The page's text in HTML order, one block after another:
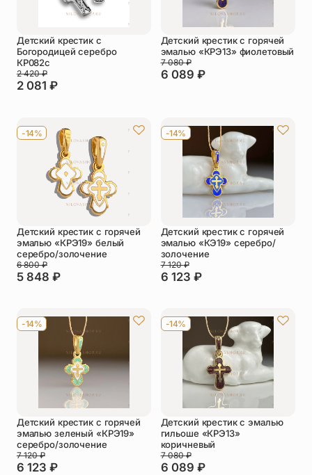
Детский крестик с
Богородицей серебро
КР082с
2 081 ₽
2 420₽
Детский крестик с горячей
эмалью «КРЭ13» фиолетовый
6 089 ₽
7 080₽
-14%
Детский крестик с горячей
эмалью «КРЭ19» белый
серебро/золочение
5 848 ₽
6 800₽
-14%
Детский крестик с горячей
эмалью «КЭ19» серебро/
золочение
6 123 ₽
7 120₽
-14%
Детский крестик с горячей
эмалью зеленый «КРЭ19»
серебро/золочение
6 123 ₽
7 120₽
-14%
Детский крестик с эмалью
гильоше «КРЭ13»
коричневый
6 089 ₽
7 080₽